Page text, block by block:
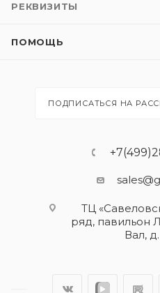
РЕКВИЗИТЫ
ПОМОЩЬ
ПОДПИСАТЬСЯ НА
ТЦ
ряд, павильон
Вал,